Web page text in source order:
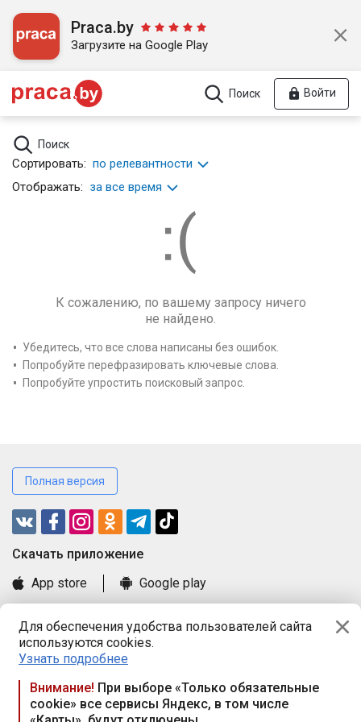
Для обеспечения удобства пользователей сайта
используются cookies.
Узнать подробнее
Внимание! При выборе «Только обязательные
cookie» все сервисы Яндекс, в том числе
Praca.by
Загрузите на Google Play
Поиск Войти
Поиск
Сортировать: по релевантности
Отображать: за все время
К сожалению, по вашему запросу ничего
не найдено.
Убедитесь, что все слова написаны без ошибок.
Попробуйте перефразировать ключевые слова.
Попробуйте упростить поисковый запрос.
Полная версия
Cкачать приложение
App store
Google play
Книга замечаний и предложений
Правила и документы
Praca.by © 2000—2026, ООО «ПРАЦА БАЙ»
Республика Беларусь, 220114, г. Минск, пр-т Независимости
117а, пом. № 9.